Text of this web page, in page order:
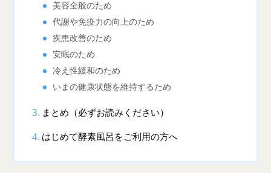
美容全般のため
代謝や免疫力の向上のため
疾患改善のため
安眠のため
冷え性緩和のため
いまの健康状態を維持するため
まとめ（必ずお読みください）
はじめて酵素風呂をご利用の方へ